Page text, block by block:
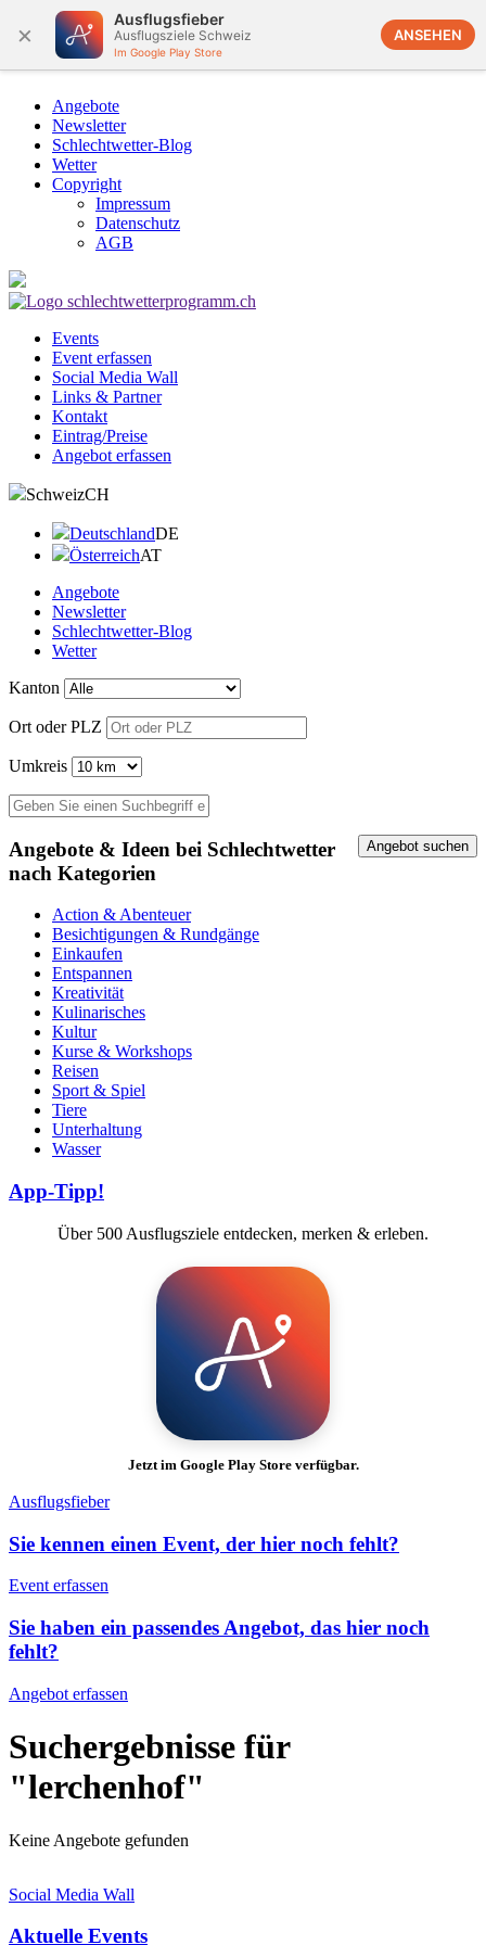
× Ausflugsfieber
Ausflugsziele Schweiz
Im Google Play Store
ANSEHEN
Angebote
Newsletter
Schlechtwetter-Blog
Wetter
Copyright
Impressum
Datenschutz
AGB
Events
Event erfassen
Social Media Wall
Links & Partner
Kontakt
Eintrag/Preise
Angebot erfassen
SchweizCH
DeutschlandDE
ÖsterreichAT
Angebote
Newsletter
Schlechtwetter-Blog
Wetter
Kanton
Ort oder PLZ
Umkreis
Angebote & Ideen bei Schlechtwetter
nach Kategorien
Action & Abenteuer
Besichtigungen & Rundgänge
Einkaufen
Entspannen
Kreativität
Kulinarisches
Kultur
Kurse & Workshops
Reisen
Sport & Spiel
Tiere
Unterhaltung
Wasser
App-Tipp!
Über 500 Ausflugsziele entdecken, merken & erleben.
Jetzt im Google Play Store verfügbar.
Ausflugsfieber
Sie kennen einen Event, der hier noch fehlt?
Event erfassen
Sie haben ein passendes Angebot, das hier noch
fehlt?
Angebot erfassen
Suchergebnisse für
"lerchenhof"
Keine Angebote gefunden
Social Media Wall
Aktuelle Events